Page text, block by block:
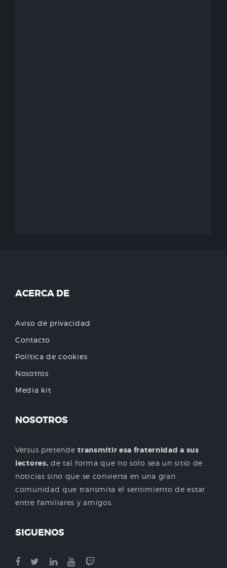
ACERCA DE
Aviso de privacidad
Contacto
Política de cookies
Nosotros
Media kit
NOSOTROS
Versus pretendetransmitir esa fraternidad a sus
lectores, de tal forma que no solo sea un sitio de
noticias sino que se convierta en una gran
comunidad que transmita el sentimiento de estar
entre familiares y amigos.
SIGUENOS